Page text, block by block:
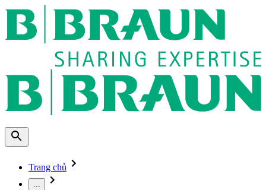
Trang chủ
...